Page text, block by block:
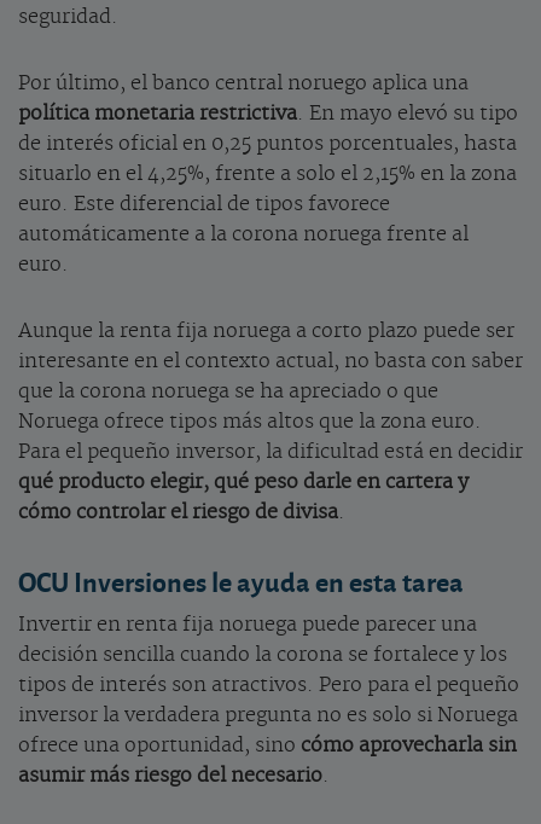
seguridad.
Por último, el banco central noruego aplica una
política monetaria restrictiva. En mayo elevó su tipo
de interés oficial en 0,25 puntos porcentuales, hasta
situarlo en el 4,25%, frente a solo el 2,15% en la zona
euro. Este diferencial de tipos favorece
automáticamente a la corona noruega frente al
euro.
Aunque la renta fija noruega a corto plazo puede ser
interesante en el contexto actual, no basta con saber
que la corona noruega se ha apreciado o que
Noruega ofrece tipos más altos que la zona euro.
Para el pequeño inversor, la dificultad está en decidir
qué producto elegir, qué peso darle en cartera y
cómo controlar el riesgo de divisa.
OCU Inversiones le ayuda en esta tarea
Invertir en renta fija noruega puede parecer una
decisión sencilla cuando la corona se fortalece y los
tipos de interés son atractivos. Pero para el pequeño
inversor la verdadera pregunta no es solo si Noruega
ofrece una oportunidad, sino cómo aprovecharla sin
asumir más riesgo del necesario.